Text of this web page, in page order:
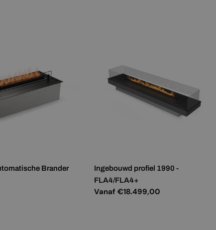
Brander
Ingebouwd profiel 1990 -
FLA4/FLA4+
Normale
Vanaf €18.499,00
ROMANIAN
RUSSIAN
SERBIAN